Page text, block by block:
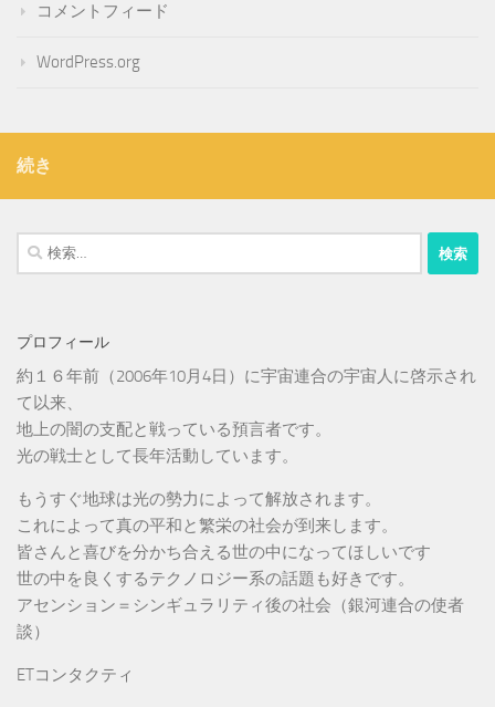
コメントフィード
WordPress.org
続き
検
索:
プロフィール
約１６年前（2006年10月4日）に宇宙連合の宇宙人に啓示され
て以来、
地上の闇の支配と戦っている預言者です。
光の戦士として長年活動しています。
もうすぐ地球は光の勢力によって解放されます。
これによって真の平和と繁栄の社会が到来します。
皆さんと喜びを分かち合える世の中になってほしいです
世の中を良くするテクノロジー系の話題も好きです。
アセンション＝シンギュラリティ後の社会（銀河連合の使者
談）
ETコンタクティ